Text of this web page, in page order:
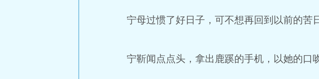
宁母过惯了好日子，可不想再回到以前的苦
宁靳闻点点头，拿出鹿蹊的手机，以她的口